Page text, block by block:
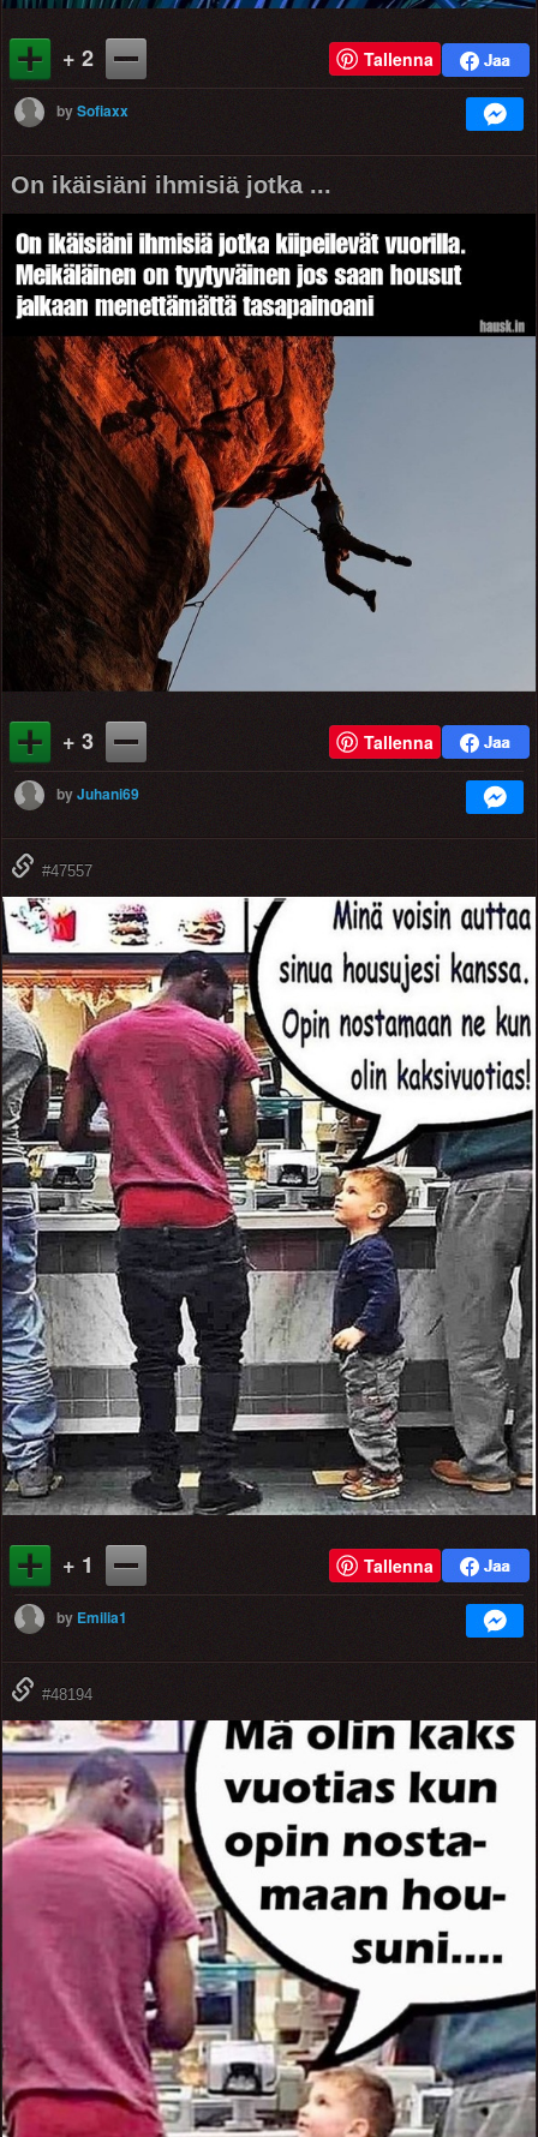
+ 2 Tallenna
bySofiaxx
On ikäisiäni ihmisiä jotka ...
+ 3 Tallenna
byJuhani69
#47557
+ 1 Tallenna
by Emilia1
#48194